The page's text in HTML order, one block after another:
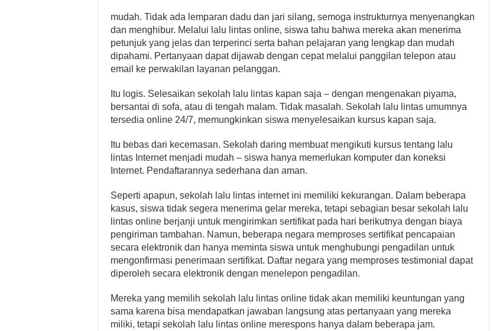
mudah. Tidak ada lemparan dadu dan jari silang, semoga instrukturnya menyenangkan
dan menghibur. Melalui lalu lintas online, siswa tahu bahwa mereka akan menerima
petunjuk yang jelas dan terperinci serta bahan pelajaran yang lengkap dan mudah
dipahami. Pertanyaan dapat dijawab dengan cepat melalui panggilan telepon atau
email ke perwakilan layanan pelanggan.
Itu logis. Selesaikan sekolah lalu lintas kapan saja – dengan mengenakan piyama,
bersantai di sofa, atau di tengah malam. Tidak masalah. Sekolah lalu lintas umumnya
tersedia online 24/7, memungkinkan siswa menyelesaikan kursus kapan saja.
Itu bebas dari kecemasan. Sekolah daring membuat mengikuti kursus tentang lalu
lintas Internet menjadi mudah – siswa hanya memerlukan komputer dan koneksi
Internet. Pendaftarannya sederhana dan aman.
Seperti apapun, sekolah lalu lintas internet ini memiliki kekurangan. Dalam beberapa
kasus, siswa tidak segera menerima gelar mereka, tetapi sebagian besar sekolah lalu
lintas online berjanji untuk mengirimkan sertifikat pada hari berikutnya dengan biaya
pengiriman tambahan. Namun, beberapa negara memproses sertifikat pencapaian
secara elektronik dan hanya meminta siswa untuk menghubungi pengadilan untuk
mengonfirmasi penerimaan sertifikat. Daftar negara yang memproses testimonial dapat
diperoleh secara elektronik dengan menelepon pengadilan.
Mereka yang memilih sekolah lalu lintas online tidak akan memiliki keuntungan yang
sama karena bisa mendapatkan jawaban langsung atas pertanyaan yang mereka
miliki, tetapi sekolah lalu lintas online merespons hanya dalam beberapa jam.